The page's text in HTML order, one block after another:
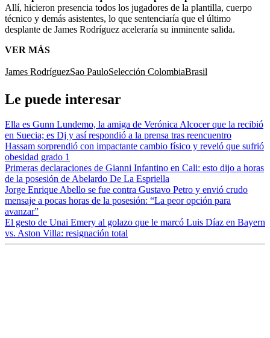
Allí, hicieron presencia todos los jugadores de la plantilla, cuerpo
técnico y demás asistentes, lo que sentenciaría que el último
desplante de James Rodríguez aceleraría su inminente salida.
VER MÁS
James RodríguezSao PauloSelección ColombiaBrasil
Le puede interesar
Ella es Gunn Lundemo, la amiga de Verónica Alcocer que la recibió
en Suecia; es Dj y así respondió a la prensa tras reencuentro
Hassam sorprendió con impactante cambio físico y reveló que sufrió
obesidad grado 1
Primeras declaraciones de Gianni Infantino en Cali: esto dijo a horas
de la posesión de Abelardo De La Espriella
Jorge Enrique Abello se fue contra Gustavo Petro y envió crudo
mensaje a pocas horas de la posesión: “La peor opción para
avanzar”
El gesto de Unai Emery al golazo que le marcó Luis Díaz en Bayern
vs. Aston Villa: resignación total